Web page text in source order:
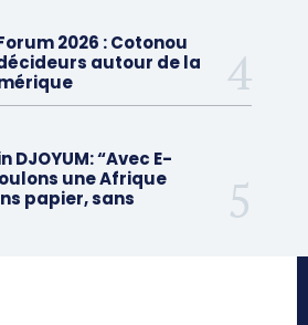
2026 : Cotonou
autour de la
DJOYUM: “Avec E-
une Afrique
papier, sans